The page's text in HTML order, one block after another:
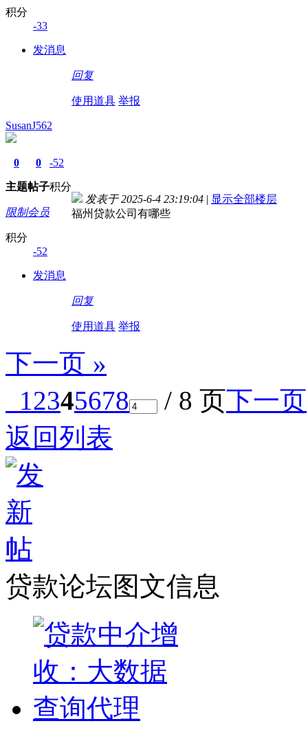
积分
-33
发消息
回复
使用道具 举报
SusanJ562
0
主题
0
帖子
-52
积分
限制会员
积分
-52
发消息
发表于 2025-6-4 23:19:04 | 显示全部楼层
福州贷款公司有哪些
回复
使用道具 举报
下一页 »
12345678 / 8 页下一页
返回列表
贷款论坛图文信息